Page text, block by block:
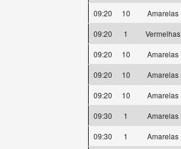
09:20
10 Amarelas
09:20
1 Vermelhas
09:20
10 Amarelas
09:20
10 Amarelas
09:20
10 Amarelas
09:30
1 Amarelas
09:30
1 Amarelas